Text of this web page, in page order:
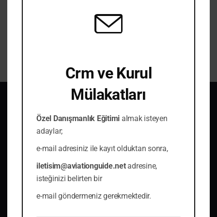
gözetiminde hazırlanmıştır.
Türkiye'de online havacılık eğitimini farklı bir
noktaya taşıyoruz.
+974 330 39 151
iletisim@aviationguide.net
Crm ve Kurul
Mülakatları
Özel Danışmanlık Eğitimi almak isteyen
adaylar;
e-mail adresiniz ile kayıt olduktan sonra,
iletisim@aviationguide.netadresine,
isteğinizi belirten bir
e-mail göndermeniz gerekmektedir.